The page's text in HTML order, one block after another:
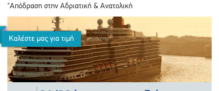
"Απόδραση στην Αδριατική & Ανατολική
Καλέστε μας για τιμή